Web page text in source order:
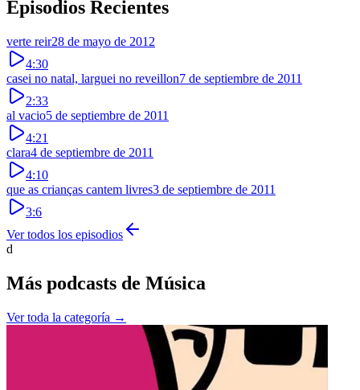
Episodios Recientes
verte reir28 de mayo de 2012
4:30
casei no natal, larguei no reveillon7 de septiembre de 2011
2:33
al vacio5 de septiembre de 2011
4:21
clara4 de septiembre de 2011
4:10
que as crianças cantem livres3 de septiembre de 2011
3:6
Ver todos los episodios
d
Más podcasts de Música
Ver toda la categoría →